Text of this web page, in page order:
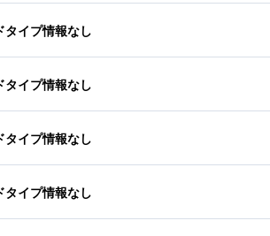
イプ情報なし
イプ情報なし
イプ情報なし
イプ情報なし